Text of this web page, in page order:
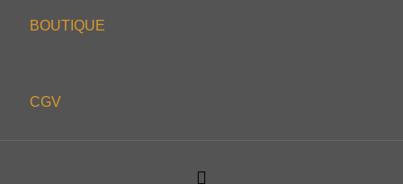
BOUTIQUE
CGV